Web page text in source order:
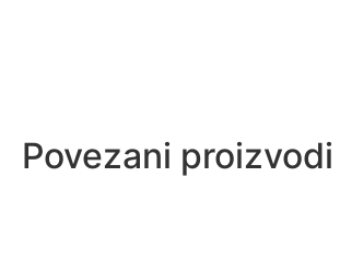
Povezani proizvodi